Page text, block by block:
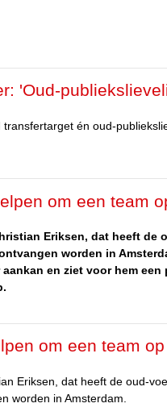
'Oud-
én oud-
om een team
Eriksen, dat heeft de
worden in
en ziet voor hem
om een team
Eriksen, dat heeft de oud-
worden in Amsterdam.